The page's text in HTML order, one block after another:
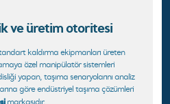
ve üretim otoritesi
kaldırma ekipmanları üreten
özel manipülatör sistemleri
yapan, taşıma senaryolarını analiz
göre endüstriyel taşıma çözümleri
markasıdır.